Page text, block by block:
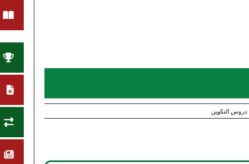
دروس التكوين